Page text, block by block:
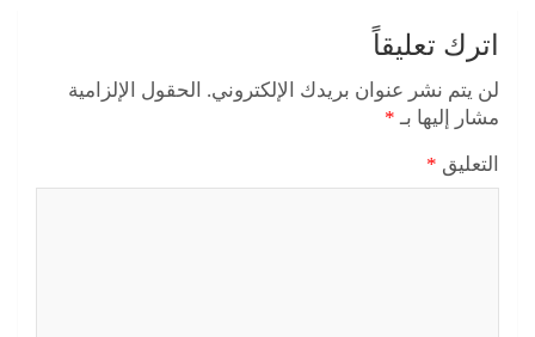
اترك تعليقاً
لن يتم نشر عنوان بريدك الإلكتروني. الحقول الإلزامية
مشار إليها بـ *
التعليق *